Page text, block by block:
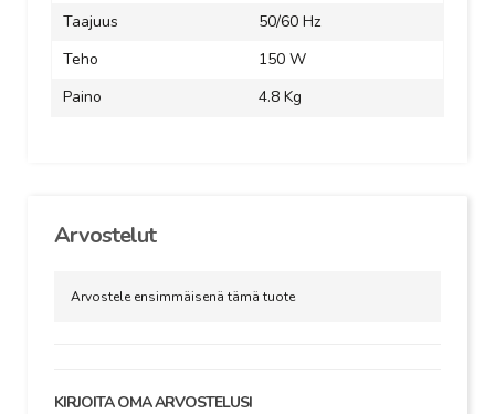
Taajuus
50/60 Hz
Teho
150 W
Paino
4.8 Kg
Arvostelut
Arvostele ensimmäisenä tämä tuote
KIRJOITA OMA ARVOSTELUSI